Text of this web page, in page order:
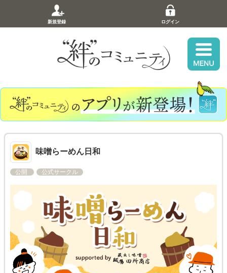
新規登録 ログイン
味噌らーめん日和
公開 公式サークル